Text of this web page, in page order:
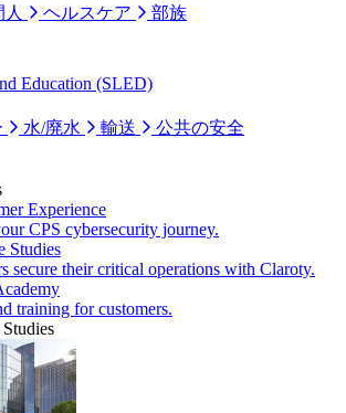
人 ヘルスケア 部族
Education (SLED)
水/廃水 輸送 公共の安全
Experience
CPS cybersecurity journey.
Studies
secure their critical operations with Claroty.
training for customers.